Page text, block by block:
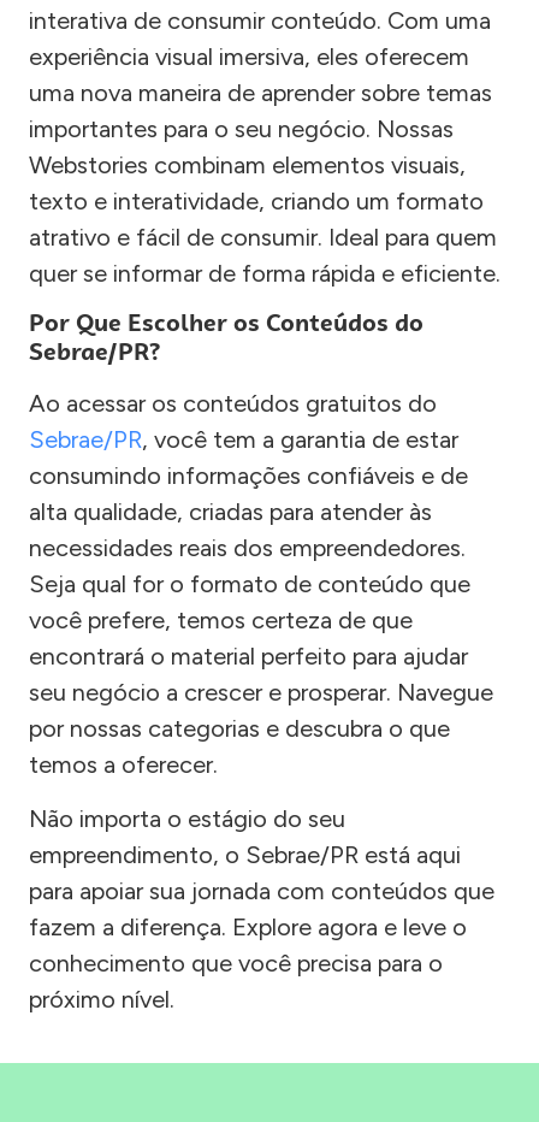
interativa de consumir conteúdo. Com uma
experiência visual imersiva, eles oferecem
uma nova maneira de aprender sobre temas
importantes para o seu negócio. Nossas
Webstories combinam elementos visuais,
texto e interatividade, criando um formato
atrativo e fácil de consumir. Ideal para quem
quer se informar de forma rápida e eficiente.
Por Que Escolher os Conteúdos do
Sebrae/PR?
Ao acessar os conteúdos gratuitos do
Sebrae/PR, você tem a garantia de estar
consumindo informações confiáveis e de
alta qualidade, criadas para atender às
necessidades reais dos empreendedores.
Seja qual for o formato de conteúdo que
você prefere, temos certeza de que
encontrará o material perfeito para ajudar
seu negócio a crescer e prosperar. Navegue
por nossas categorias e descubra o que
temos a oferecer.
Não importa o estágio do seu
empreendimento, o Sebrae/PR está aqui
para apoiar sua jornada com conteúdos que
fazem a diferença. Explore agora e leve o
conhecimento que você precisa para o
próximo nível.